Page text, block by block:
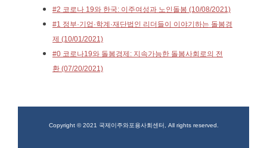
#2 코로나 19와 한국: 이주여성과 노인돌봄 (10/08/2021)
#1 정부·기업·학계·재단법인 리더들이 이야기하는 돌봄경
제 (10/01/2021)
#0 코로나19와 돌봄경제: 지속가능한 돌봄사회로의 전
환 (07/20/2021)
Copyright © 2021 국제이주와포용사회센터, All rights reserved.